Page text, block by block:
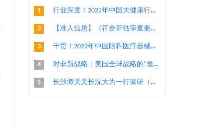
1 行业深度！2022年中国大健康行业竞争格局及市场份额分析 医药大健康市场朝着集中化方向发展
2 【准入信息】《符合评估审查要求及有传统贸易的国家或地区输华食品目录》（水产品、乳制品、植物源性食品）
3 干货！2022年中国眼科医疗器械行业龙头企业分析——爱博医疗：创新导向的眼科医疗器械厂商
4 对非新战略：美国全球战略的“最后一块拼图”
5 长沙海关关长沈大为一行调研（长沙）中非技术贸易措施研究评议基地